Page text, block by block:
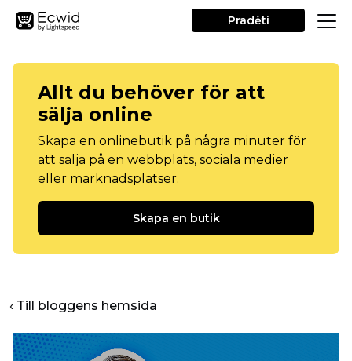
Pradėti
Allt du behöver för att
sälja online
Skapa en onlinebutik på några minuter för
att sälja på en webbplats, sociala medier
eller marknadsplatser.
Skapa en butik
‹ Till bloggens hemsida